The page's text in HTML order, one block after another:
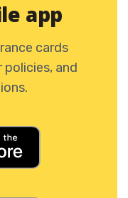
app
cards
and